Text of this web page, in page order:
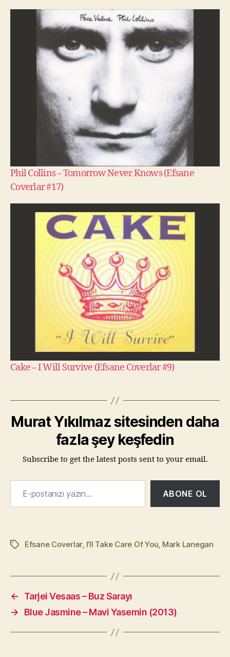
Phil Collins – Tomorrow Never Knows (Efsane
Coverlar #17)
Cake – I Will Survive (Efsane Coverlar #9)
Murat Yıkılmaz sitesinden daha
fazla şey keşfedin
Subscribe to get the latest posts sent to your email.
E-postanızı yazın…
ABONE OL
EtiketlerEfsane Coverlar, I’ll Take Care Of You, Mark Lanegan
←
Tarjei Vesaas – Buz Sarayı
→
Blue Jasmine – Mavi Yasemin (2013)